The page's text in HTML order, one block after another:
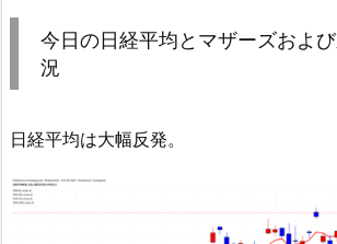
今日の日経平均とマザーズおよ
況
日経平均は大幅反発。